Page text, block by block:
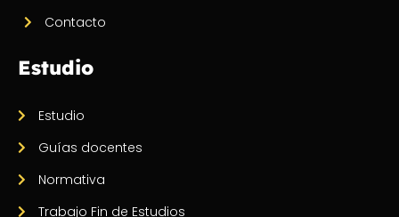
Contacto
Estudio
Estudio
Guías docentes
Normativa
Trabajo Fin de Estudios